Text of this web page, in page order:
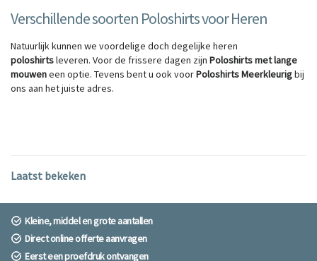
Verschillende soorten Poloshirts voor Heren
Natuurlijk kunnen we voordelige doch degelijke heren
poloshirtsleveren. Voor de frissere dagen zijn Poloshirts met lange
mouweneen optie. Tevens bent u ook voorPoloshirts Meerkleurigbij
ons aan het juiste adres.
Laatst bekeken
Kleine, middel en grote aantallen
Direct online offerte aanvragen
Eerst een proefdruk ontvangen